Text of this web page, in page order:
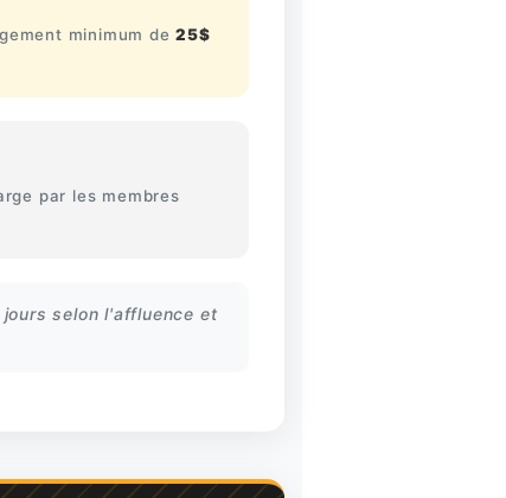
minimum de25$
par les membres
selon l'affluence et